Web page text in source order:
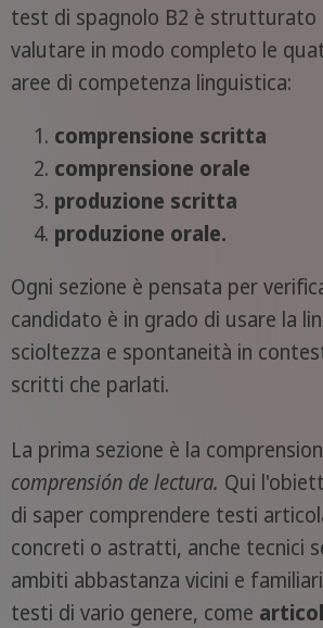
test di spagnolo B2 è strutturato
valutare in modo completo le
aree di competenza linguistica:
comprensione scritta
comprensione orale
produzione scritta
produzione orale.
Ogni sezione è pensata per
candidato è in grado di usare la
scioltezza e spontaneità in
scritti che parlati.
La prima sezione è la
comprensión de lectura. Qui
di saper comprendere testi
concreti o astratti, anche tecnici
ambiti abbastanza vicini e
testi di vario genere, come